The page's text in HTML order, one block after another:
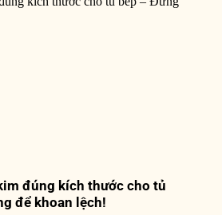
đúng kích thước cho tủ
để khoan lệch!